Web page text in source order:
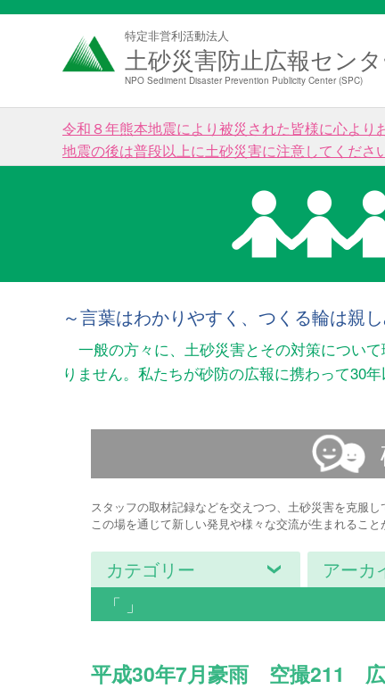
特定非営利活動法人
土砂災害防止広報セン
NPO Sediment Disaster Prevention Publicity Center (SPC)
令和８年熊本地震により被災された皆様に心より
地震の後は普段以上に土砂災害に注意してくださ
～言葉はわかりやすく、つくる輪は親
一般の方々に、土砂災害とその対策につい
りません。私たちが砂防の広報に携わって30
スタッフの取材記録などを交えつつ、土砂災害を克服
この場を通じて新しい発見や様々な交流が生まれること
カテゴリー アーカ
「 」
平成30年7月豪雨 空撮211 広